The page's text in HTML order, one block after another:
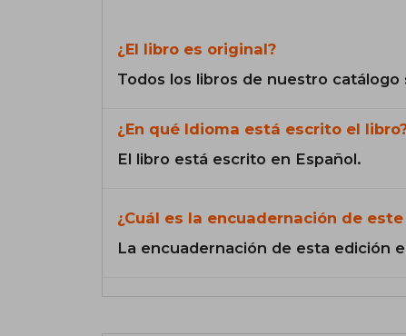
¿El libro es original?
Todos los libros de nuestro catálogo
¿En qué Idioma está escrito el
El libro está escrito en Español.
¿Cuál es la encuadernación de este
La encuadernación de esta edición